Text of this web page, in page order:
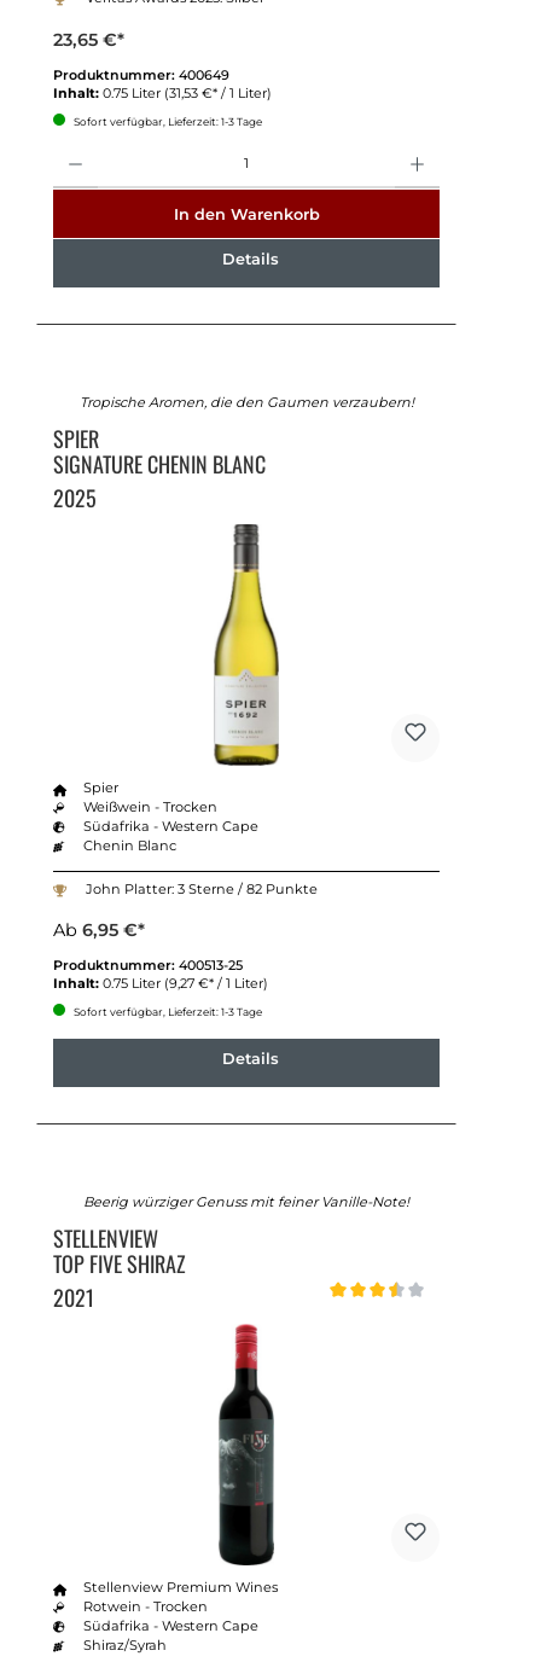
23,65 €*
Produktnummer: 400649
Inhalt: 0.75 Liter (31,53 €* / 1 Liter)
Sofort verfügbar, Lieferzeit: 1-3 Tage
In den Warenkorb
Details
Tropische Aromen, die den Gaumen verzaubern!
SPIER
SIGNATURE CHENIN BLANC
2025
Spier
Weißwein - Trocken
Südafrika - Western Cape
Chenin Blanc
John Platter: 3 Sterne / 82 Punkte
Ab 6,95 €*
Produktnummer: 400513-25
Inhalt: 0.75 Liter (9,27 €* / 1 Liter)
Sofort verfügbar, Lieferzeit: 1-3 Tage
Details
Beerig würziger Genuss mit feiner Vanille-Note!
STELLENVIEW
TOP FIVE SHIRAZ
2021
Stellenview Premium Wines
Rotwein - Trocken
Südafrika - Western Cape
Shiraz/Syrah